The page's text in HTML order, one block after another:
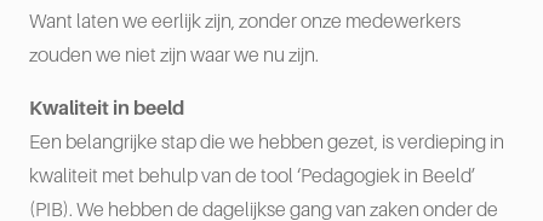
Want laten we eerlijk zijn, zonder onze medewerkers
zouden we niet zijn waar we nu zijn.
Kwaliteit in beeld
Een belangrijke stap die we hebben gezet, is verdieping in
kwaliteit met behulp van de tool ‘Pedagogiek in Beeld’
(PIB). We hebben de dagelijkse gang van zaken onder de